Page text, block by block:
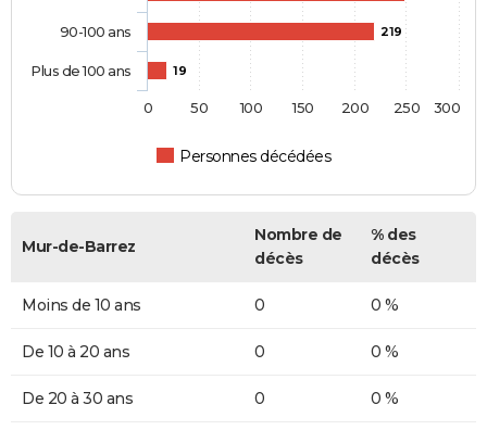
219
19
Personnes décédées
90-100 ans
Plus de 100 ans
0 50 100 150 200 250 300
Mur-de-Barrez
Nombre de
décès
% des
décès
Moins de 10 ans 0 0 %
De 10 à 20 ans 0 0 %
De 20 à 30 ans 0 0 %